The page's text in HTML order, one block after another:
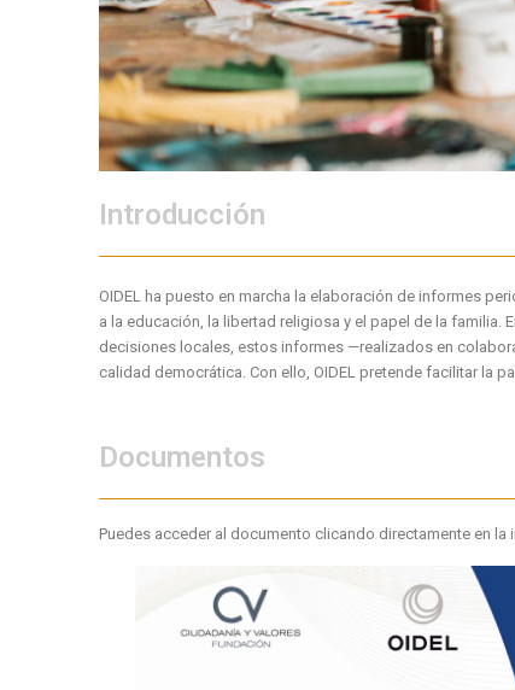
Introducción
OIDEL ha puesto en marcha la elaboración de informes
a la educación, la libertad religiosa y el papel de la
decisiones locales, estos informes —realizados en
calidad democrática. Con ello, OIDEL pretende facilitar la
Documentos
Puedes acceder al documento clicando directamente en la